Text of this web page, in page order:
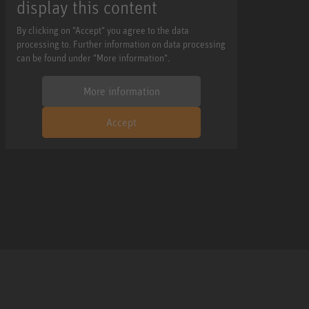
display this content
By clicking on "Accept" you agree to the data
processing to. Further information on data processing
can be found under "More information".
More information
Accept